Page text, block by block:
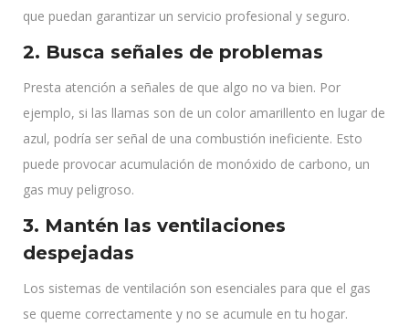
que puedan garantizar un servicio profesional y seguro.
2. Busca señales de problemas
Presta atención a señales de que algo no va bien. Por
ejemplo, si las llamas son de un color amarillento en lugar de
azul, podría ser señal de una combustión ineficiente. Esto
puede provocar acumulación de monóxido de carbono, un
gas muy peligroso.
3. Mantén las ventilaciones
despejadas
Los sistemas de ventilación son esenciales para que el gas
se queme correctamente y no se acumule en tu hogar.